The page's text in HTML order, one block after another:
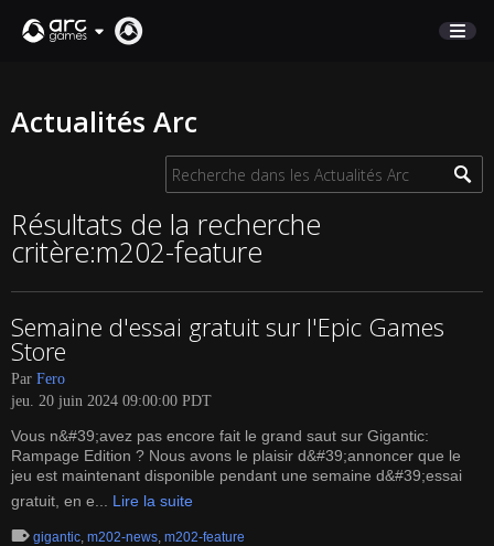
SUPPORT
Français
Italiano
Pусский
Actualités Arc
Résultats de la recherche
critère:m202-feature
Semaine d'essai gratuit sur l'Epic Games
Store
Par Fero
jeu. 20 juin 2024 09:00:00 PDT
Vous n&#39;avez pas encore fait le grand saut sur Gigantic:
Rampage Edition ? Nous avons le plaisir d&#39;annoncer que le
jeu est maintenant disponible pendant une semaine d&#39;essai
gratuit, en e... Lire la suite
gigantic, m202-news, m202-feature